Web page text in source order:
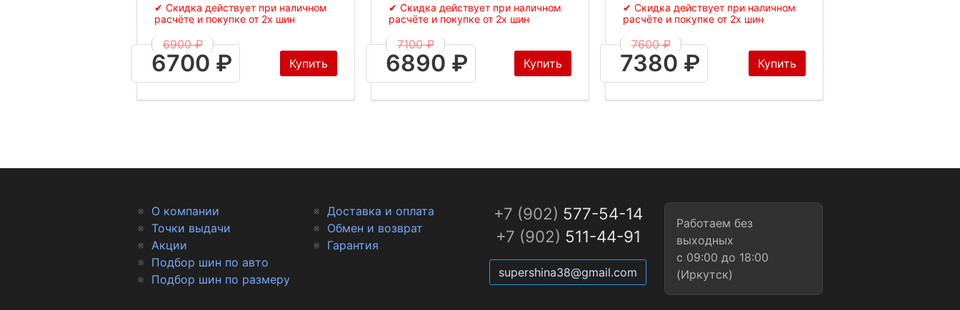
✔ Скидка действует при наличном
расчёте и покупке от 2х шин
6900 ₽
6700 ₽ Купить
✔ Скидка действует при наличном
расчёте и покупке от 2х шин
7100 ₽
6890 ₽ Купить
✔ Скидка действует при наличном
расчёте и покупке от 2х шин
7600 ₽
7380 ₽ Купить
О компании
Точки выдачи
Акции
Подбор шин по авто
Подбор шин по размеру
Доставка и оплата
Обмен и возврат
Гарантия
+7 (902) 577-54-14
+7 (902) 511-44-91
supershina38@gmail.com
Работаем без
выходных
с 09:00 до 18:00
(Иркутск)